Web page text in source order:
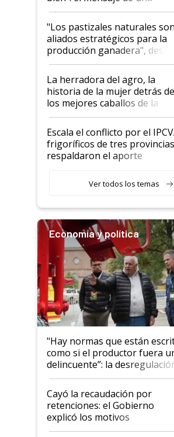
ganadera uruguaya sobre
oportunidades que se abren
para el agro en Argentina, con
foco en la carne
"Los pastizales naturales son
aliados estratégicos para la
producción ganadera",
la iniciativa que ya reúne a 46
establecimientos en Argentina
La herradora del agro, la
historia de la mujer detrás de
los mejores caballos de la
Argentina y los mitos que
todavía hacen sufrir a estos
animales: "Mientras me
descalificaban, yo seguí
haciendo currículum"
Escala el conflicto por el
frigoríficos de tres provincias
respaldaron el aporte
Ver todos los temas
Economía y política
"Hay normas que están
como si el productor fuera
delincuente”: la
al Congreso Aapresid y
habló del financiamiento al
Cayó la recaudación por
retenciones: el Gobierno
explicó los motivos